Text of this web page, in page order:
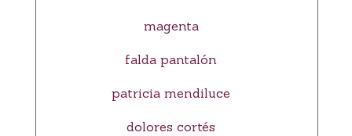
magenta
falda pantalón
patricia mendiluce
dolores cortés